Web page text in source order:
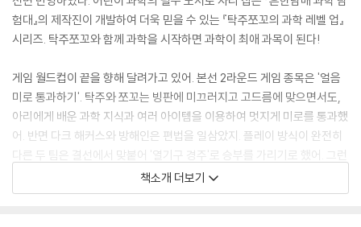
험대』의 제작진이 개발하여 더욱 믿을 수 있는 『탁주쪼꼬의 과학 레벨 업』
시리즈. 탁주쪼꼬와 함께 과학을 시작하면 과학이 최애 과목이 된다!
게임 월드컵이 끝을 향해 달려가고 있어. 본선 2라운드 게임 종목은 '얼음
미로 통과하기'. 탁주와 쪼꼬는 빙판에 미끄러지고 고드름에 맞으면서도,
아리에게 배운 과학 지식과 여러 아이템을 이용하여 멋지게 미로를 통과했
어. 반면 다크 해커스와 방해인은 편법을 일삼았지. 플레이 방식이 완전히
다른 두 팀은 결선에서 맞붙어 '열기구 경주'로 승부를 가리기로 했어. 그런
데 목표 지점까지 얼마 남지 않은 상황, 다크 해커스와 방해인이 회오리에
휘말려 도와 달라고 소리를 질렀어. 탁주와 쪼꼬는 어떤 결정을 내렸을까?
책소개 더보기